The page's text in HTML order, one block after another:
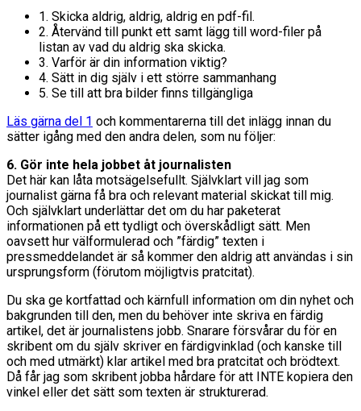
1. Skicka aldrig, aldrig, aldrig en pdf-fil.
2. Återvänd till punkt ett samt lägg till word-filer på
listan av vad du aldrig ska skicka.
3. Varför är din information viktig?
4. Sätt in dig själv i ett större sammanhang
5. Se till att bra bilder finns tillgängliga
Läs gärna del 1 och kommentarerna till det inlägg innan du
sätter igång med den andra delen, som nu följer:
6. Gör inte hela jobbet åt journalisten
Det här kan låta motsägelsefullt. Självklart vill jag som
journalist gärna få bra och relevant material skickat till mig.
Och självklart underlättar det om du har paketerat
informationen på ett tydligt och överskådligt sätt. Men
oavsett hur välformulerad och ”färdig” texten i
pressmeddelandet är så kommer den aldrig att användas i sin
ursprungsform (förutom möjligtvis pratcitat).
Du ska ge kortfattad och kärnfull information om din nyhet och
bakgrunden till den, men du behöver inte skriva en färdig
artikel, det är journalistens jobb. Snarare försvårar du för en
skribent om du själv skriver en färdigvinklad (och kanske till
och med utmärkt) klar artikel med bra pratcitat och brödtext.
Då får jag som skribent jobba hårdare för att INTE kopiera den
vinkel eller det sätt som texten är strukturerad.